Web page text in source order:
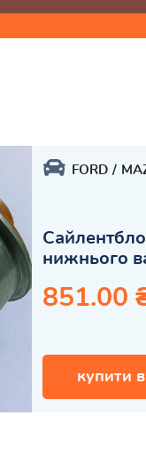
FORD
нижнього
851.00
купити